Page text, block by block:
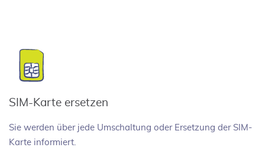
SIM-Karte ersetzen
Sie werden über jede Umschaltung oder Ersetzung der SIM-
Karte informiert.